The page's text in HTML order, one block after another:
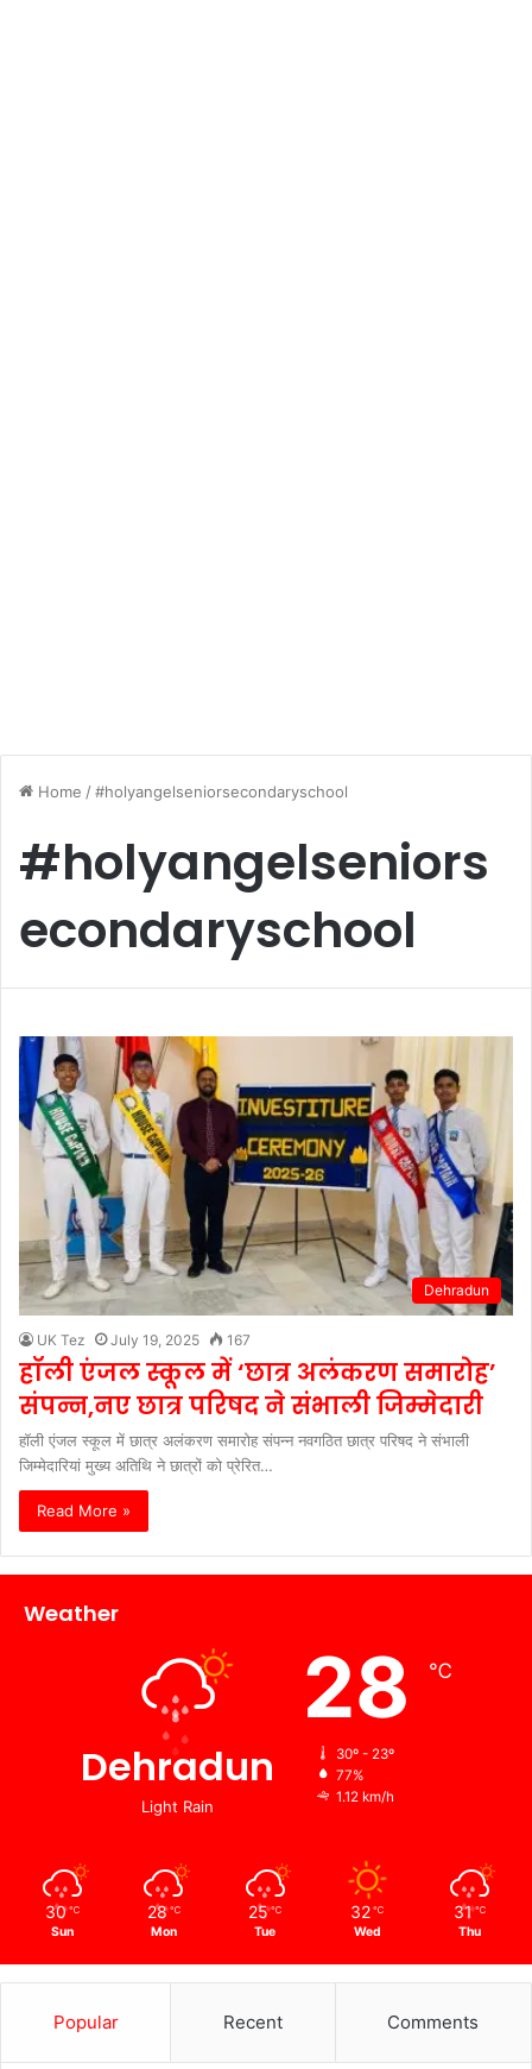
Home /#holyangelseniorsecondaryschool
#holyangelseniors
econdaryschool
Dehradun
UK Tez July 19, 2025 167
हॉली एंजल स्कूल में ‘छात्र अलंकरण समारोह’
संपन्न,नए छात्र परिषद ने संभाली जिम्मेदारी
हॉली एंजल स्कूल में छात्र अलंकरण समारोह संपन्न नवगठित छात्र परिषद ने संभाली
जिम्मेदारियां मुख्य अतिथि ने छात्रों को प्रेरित…
Read More »
Weather
Dehradun
Light Rain
28 ℃
30º - 23º
77%
1.12 km/h
30 ℃
Sun
28 ℃
Mon
25 ℃
Tue
32 ℃
Wed
31 ℃
Thu
Popular Recent Comments